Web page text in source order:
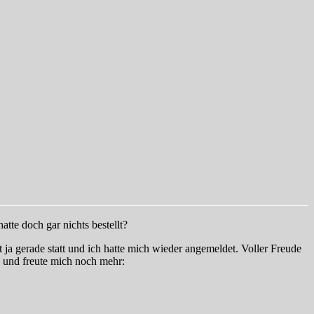
doch gar nichts bestellt?
ja gerade statt und ich hatte mich wieder angemeldet. Voller Freude
freute mich noch mehr: